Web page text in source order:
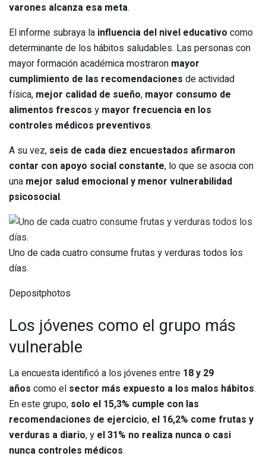
varones alcanza esa meta.
El informe subraya la influencia del nivel educativo como
determinante de los hábitos saludables. Las personas con
mayor formación académica mostraron mayor
cumplimiento de las recomendaciones de actividad
física, mejor calidad de sueño, mayor consumo de
alimentos frescos y mayor frecuencia en los
controles médicos preventivos.
A su vez, seis de cada diez encuestados afirmaron
contar con apoyo social constante, lo que se asocia con
una mejor salud emocional y menor vulnerabilidad
psicosocial.
Uno de cada cuatro consume frutas y verduras todos los
días.
Depositphotos
Los jóvenes como el grupo más
vulnerable
La encuesta identificó a los jóvenes entre 18 y 29
años como el sector más expuesto a los malos hábitos.
En este grupo, solo el 15,3% cumple con las
recomendaciones de ejercicio, el 16,2% come frutas y
verduras a diario, y el 31% no realiza nunca o casi
nunca controles médicos.